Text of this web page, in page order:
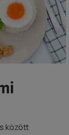
között